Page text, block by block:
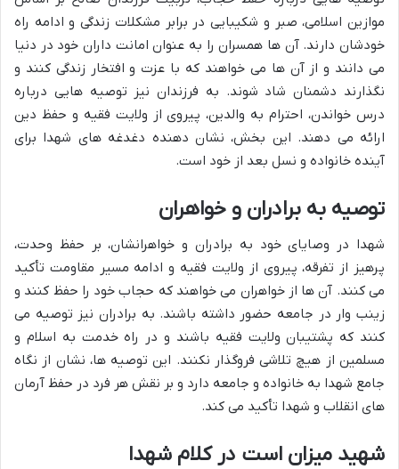
موازین اسلامی، صبر و شکیبایی در برابر مشکلات زندگی و ادامه راه
خودشان دارند. آن ها همسران را به عنوان امانت داران خود در دنیا
می دانند و از آن ها می خواهند که با عزت و افتخار زندگی کنند و
نگذارند دشمنان شاد شوند. به فرزندان نیز توصیه هایی درباره
درس خواندن، احترام به والدین، پیروی از ولایت فقیه و حفظ دین
ارائه می دهند. این بخش، نشان دهنده دغدغه های شهدا برای
آینده خانواده و نسل بعد از خود است.
توصیه به برادران و خواهران
شهدا در وصایای خود به برادران و خواهرانشان، بر حفظ وحدت،
پرهیز از تفرقه، پیروی از ولایت فقیه و ادامه مسیر مقاومت تأکید
می کنند. آن ها از خواهران می خواهند که حجاب خود را حفظ کنند و
زینب وار در جامعه حضور داشته باشند. به برادران نیز توصیه می
کنند که پشتیبان ولایت فقیه باشند و در راه خدمت به اسلام و
مسلمین از هیچ تلاشی فروگذار نکنند. این توصیه ها، نشان از نگاه
جامع شهدا به خانواده و جامعه دارد و بر نقش هر فرد در حفظ آرمان
های انقلاب و شهدا تأکید می کند.
شهید میزان است در کلام شهدا